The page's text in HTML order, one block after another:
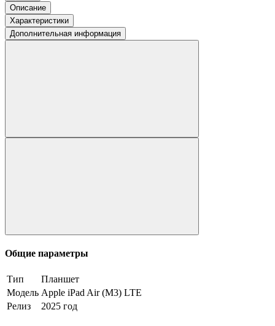
Описание
Характеристики
Дополнительная информация
Общие параметры
Тип
Планшет
Модель Apple iPad Air (M3) LTE
Релиз
2025 год